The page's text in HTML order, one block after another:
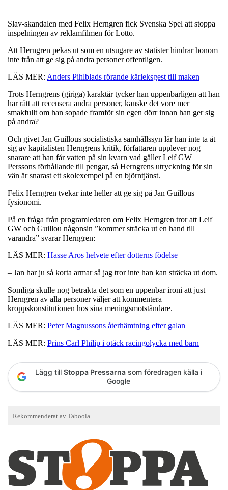
Slav-skandalen med Felix Herngren fick Svenska Spel att stoppa
inspelningen av reklamfilmen för Lotto.
Att Herngren pekas ut som en utsugare av statister hindrar honom
inte från att ge sig på andra personer offentligen.
LÄS MER: Anders Pihlblads rörande kärleksgest till maken
Trots Herngrens (giriga) karaktär tycker han uppenbarligen att han
har rätt att recensera andra personer, kanske det vore mer
smakfullt om han sopade framför sin egen dörr innan han ger sig
på andra?
Och givet Jan Guillous socialistiska samhällssyn lär han inte ta åt
sig av kapitalisten Herngrens kritik, författaren upplever nog
snarare att han får vatten på sin kvarn vad gäller Leif GW
Perssons förhållande till pengar, så Herngrens utryckning för sin
vän är snarast ett skolexempel på en björntjänst.
Felix Herngren tvekar inte heller att ge sig på Jan Guillous
fysionomi.
På en fråga från programledaren om Felix Herngren tror att Leif
GW och Guillou någonsin ”kommer sträcka ut en hand till
varandra” svarar Herngren:
LÄS MER: Hasse Aros helvete efter dotterns födelse
– Jan har ju så korta armar så jag tror inte han kan sträcka ut dom.
Somliga skulle nog betrakta det som en uppenbar ironi att just
Herngren av alla personer väljer att kommentera
kroppskonstitutionen hos sina meningsmotståndare.
LÄS MER: Peter Magnussons återhämtning efter galan
LÄS MER: Prins Carl Philip i otäck racingolycka med barn
Lägg till Stoppa Pressarna som föredragen källa i
Google